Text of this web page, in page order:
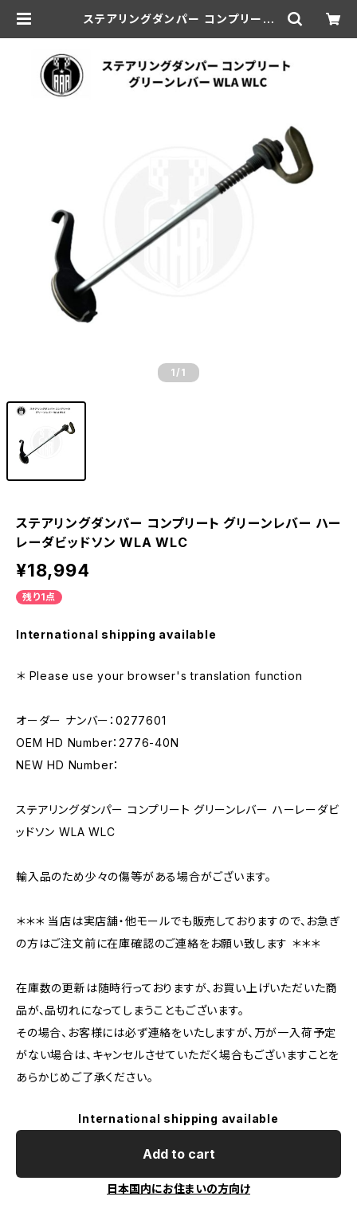
ステアリングダンパー コンプリート
1 /1
ステアリングダンパー コンプリート グリーンレバー ハー
レーダビッドソン WLA WLC
¥18,994
残り1点
International shipping available
＊ Please use your browser's translation function
オーダー ナンバー：0277601
OEM HD Number：2776-40N
NEW HD Number：
ステアリングダンパー コンプリート グリーンレバー ハーレーダビ
ッドソン WLA WLC
輸入品のため少々の傷等がある場合がございます。
＊＊＊ 当店は実店舗・他モールでも販売しておりますので、お急ぎ
の方はご注文前に在庫確認のご連絡をお願い致します ＊＊＊
在庫数の更新は随時行っておりますが、お買い上げいただいた商
品が、品切れになってしまうこともございます。
その場合、お客様には必ず連絡をいたしますが、万が一入荷予定
がない場合は、キャンセルさせていただく場合もございますことを
あらかじめご了承ください。
International shipping available
Add to cart
日本国内にお住まいの方向け